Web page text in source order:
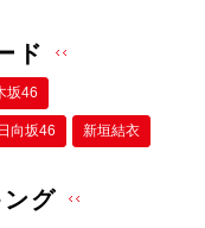
ド
坂46
日向坂46 新垣結衣
グ